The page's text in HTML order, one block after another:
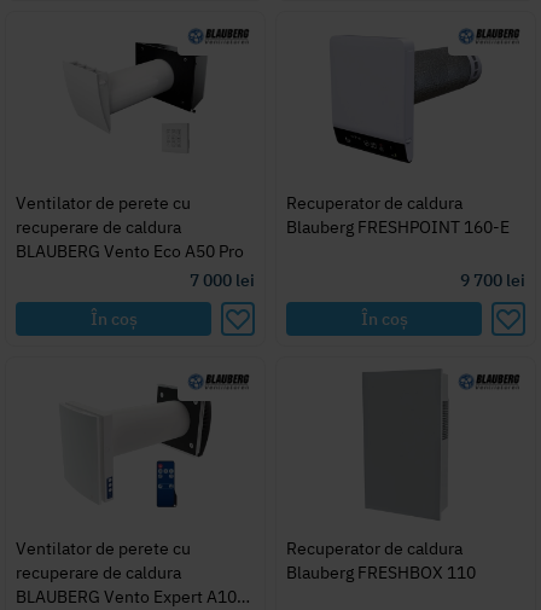
Ventilator de perete cu
recuperare de caldura
BLAUBERG Vento Eco A50 Pro
7 000 lei
În coș
Recuperator de caldura
Blauberg FRESHPOINT 160-E
9 700 lei
În coș
Ventilator de perete cu
recuperare de caldura
BLAUBERG Vento Expert A100-
Recuperator de caldura
Blauberg FRESHBOX 110